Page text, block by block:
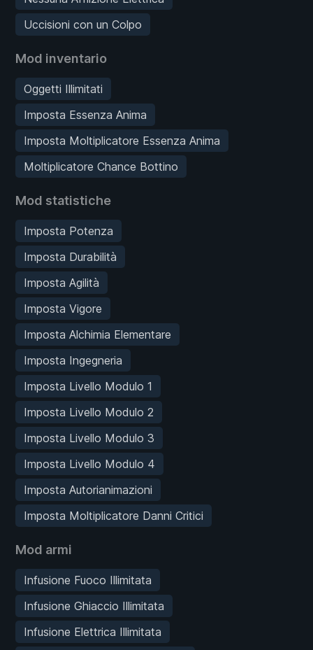
Uccisioni con un Colpo
Mod inventario
Oggetti Illimitati
Imposta Essenza Anima
Imposta Moltiplicatore Essenza Anima
Moltiplicatore Chance Bottino
Mod statistiche
Imposta Potenza
Imposta Durabilità
Imposta Agilità
Imposta Vigore
Imposta Alchimia Elementare
Imposta Ingegneria
Imposta Livello Modulo 1
Imposta Livello Modulo 2
Imposta Livello Modulo 3
Imposta Livello Modulo 4
Imposta Autorianimazioni
Imposta Moltiplicatore Danni Critici
Mod armi
Infusione Fuoco Illimitata
Infusione Ghiaccio Illimitata
Infusione Elettrica Illimitata